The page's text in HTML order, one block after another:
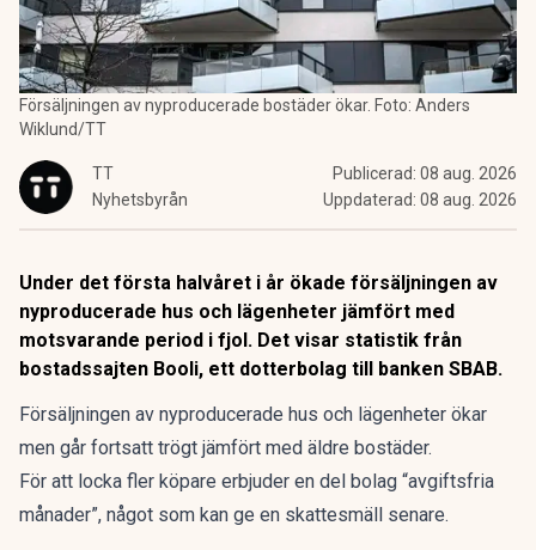
Försäljningen av nyproducerade bostäder ökar. Foto: Anders
Wiklund/TT
TT
Nyhetsbyrån
Publicerad: 08 aug. 2026
Uppdaterad: 08 aug. 2026
Under det första halvåret i år ökade försäljningen av
nyproducerade hus och lägenheter jämfört med
motsvarande period i fjol. Det visar statistik från
bostadssajten Booli, ett dotterbolag till banken SBAB.
Försäljningen av nyproducerade hus och lägenheter ökar
men går fortsatt trögt jämfört med äldre bostäder.
För att locka fler köpare erbjuder en del bolag “avgiftsfria
månader”, något som kan ge en skattesmäll senare.